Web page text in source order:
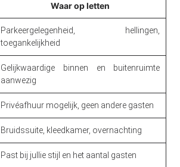
Waar op letten
Parkeergelegenheid, hellingen,
toegankelijkheid
Gelijkwaardige binnen en buitenruimte
aanwezig
Privéafhuur mogelijk, geen andere gasten
Bruidssuite, kleedkamer, overnachting
Past bij jullie stijl en het aantal gasten